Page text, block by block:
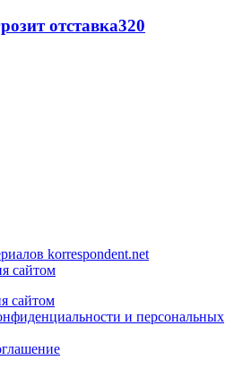
отставка320
korrespondent.net
сайтом
сайтом
и персональных